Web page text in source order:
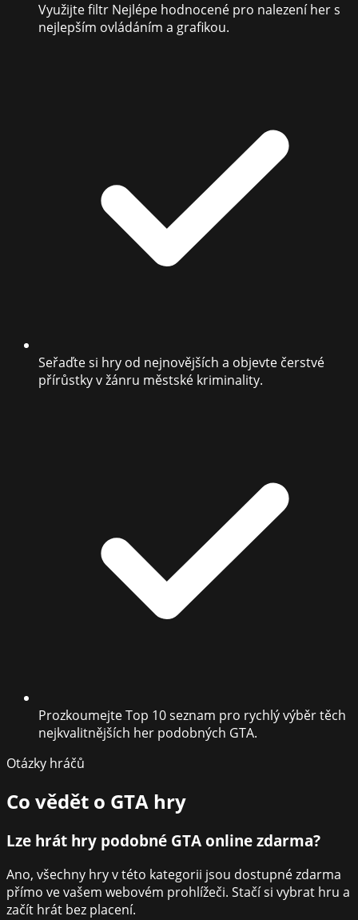
Využijte filtr Nejlépe hodnocené pro nalezení her s
nejlepším ovládáním a grafikou.
Seřaďte si hry od nejnovějších a objevte čerstvé
přírůstky v žánru městské kriminality.
Prozkoumejte Top 10 seznam pro rychlý výběr těch
nejkvalitnějších her podobných GTA.
Otázky hráčů
Co vědět o GTA hry
Lze hrát hry podobné GTA online zdarma?
Ano, všechny hry v této kategorii jsou dostupné zdarma
přímo ve vašem webovém prohlížeči. Stačí si vybrat hru a
začít hrát bez placení.